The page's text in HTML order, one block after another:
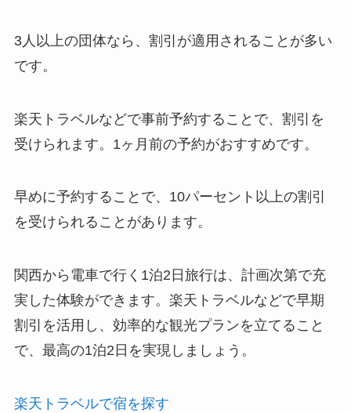
3人以上の団体なら、割引が適用されることが多い
です。
楽天トラベルなどで事前予約することで、割引を
受けられます。1ヶ月前の予約がおすすめです。
早めに予約することで、10パーセント以上の割引
を受けられることがあります。
関西から電車で行く1泊2日旅行は、計画次第で充
実した体験ができます。楽天トラベルなどで早期
割引を活用し、効率的な観光プランを立てること
で、最高の1泊2日を実現しましょう。
楽天トラベルで宿を探す